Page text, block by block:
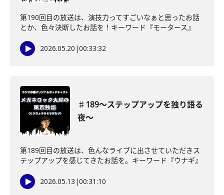
第190回目の放送は、演技力ってすごいなぁと思ったお話
とか、色々決断したお話を！キーワード『モータース』
2026.05.20 |00:33:32
♯189〜ステップアップを独り語る
夜〜
第189回目の放送は、色んなライブに出させていただきス
テップアップを感じてきたお話を。キーワード『ウナギ』
2026.05.13 |00:31:10